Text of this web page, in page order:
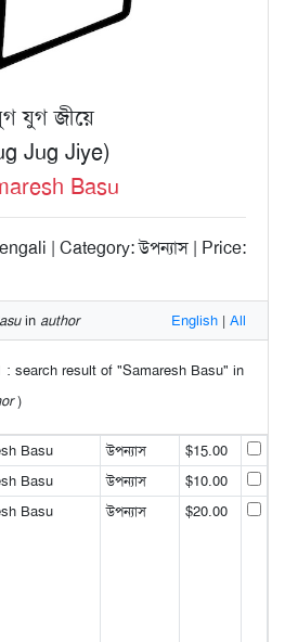
যুগ জীয়ে
Jug Jiye)
Basu
| Category: উপন্যাস | Price:
in author English | All
: search result of "Samaresh Basu" in
)
Basu উপন্যাস
$15.00
Basu উপন্যাস
$10.00
Basu উপন্যাস $20.00